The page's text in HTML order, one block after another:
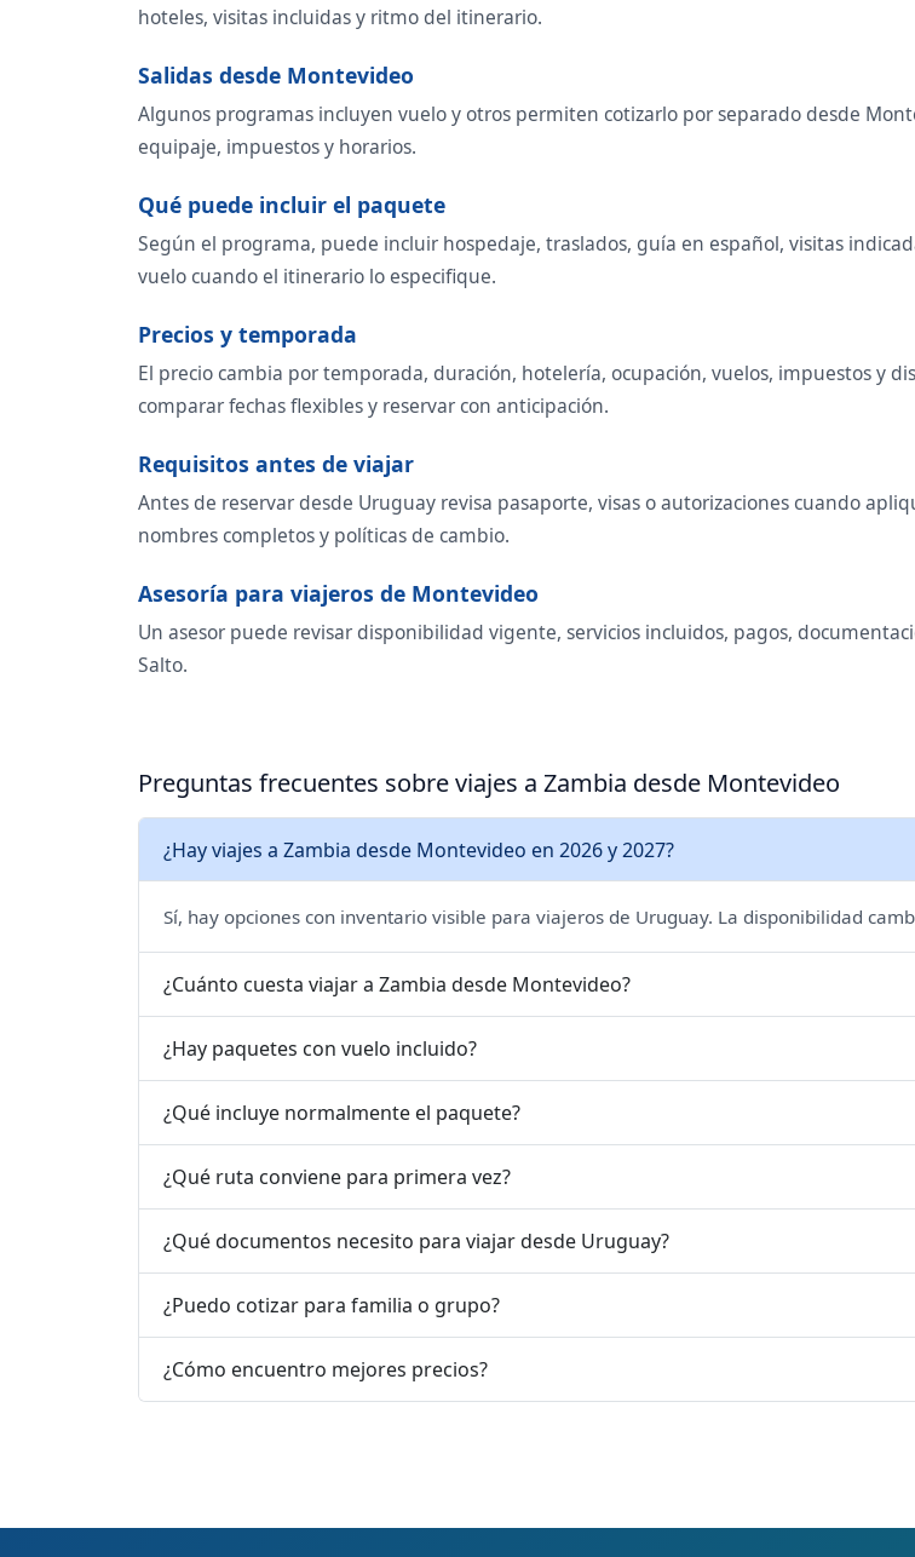
hoteles, visitas incluidas y ritmo del itinerario.
Salidas desde Montevideo
Algunos programas incluyen vuelo y otros permiten cotizarlo por separado desde
equipaje, impuestos y horarios.
Qué puede incluir el paquete
Según el programa, puede incluir hospedaje, traslados, guía en español, visitas
vuelo cuando el itinerario lo especifique.
Precios y temporada
El precio cambia por temporada, duración, hotelería, ocupación, vuelos, impuestos y
comparar fechas flexibles y reservar con anticipación.
Requisitos antes de viajar
Antes de reservar desde Uruguay revisa pasaporte, visas o autorizaciones cuando
nombres completos y políticas de cambio.
Asesoría para viajeros de Montevideo
Un asesor puede revisar disponibilidad vigente, servicios incluidos, pagos,
Salto.
Preguntas frecuentes sobre viajes a Zambia desde Montevideo
¿Hay viajes a Zambia desde Montevideo en 2026 y 2027?
Sí, hay opciones con inventario visible para viajeros de Uruguay. La disponibilidad
¿Cuánto cuesta viajar a Zambia desde Montevideo?
¿Hay paquetes con vuelo incluido?
¿Qué incluye normalmente el paquete?
¿Qué ruta conviene para primera vez?
¿Qué documentos necesito para viajar desde Uruguay?
¿Puedo cotizar para familia o grupo?
¿Cómo encuentro mejores precios?